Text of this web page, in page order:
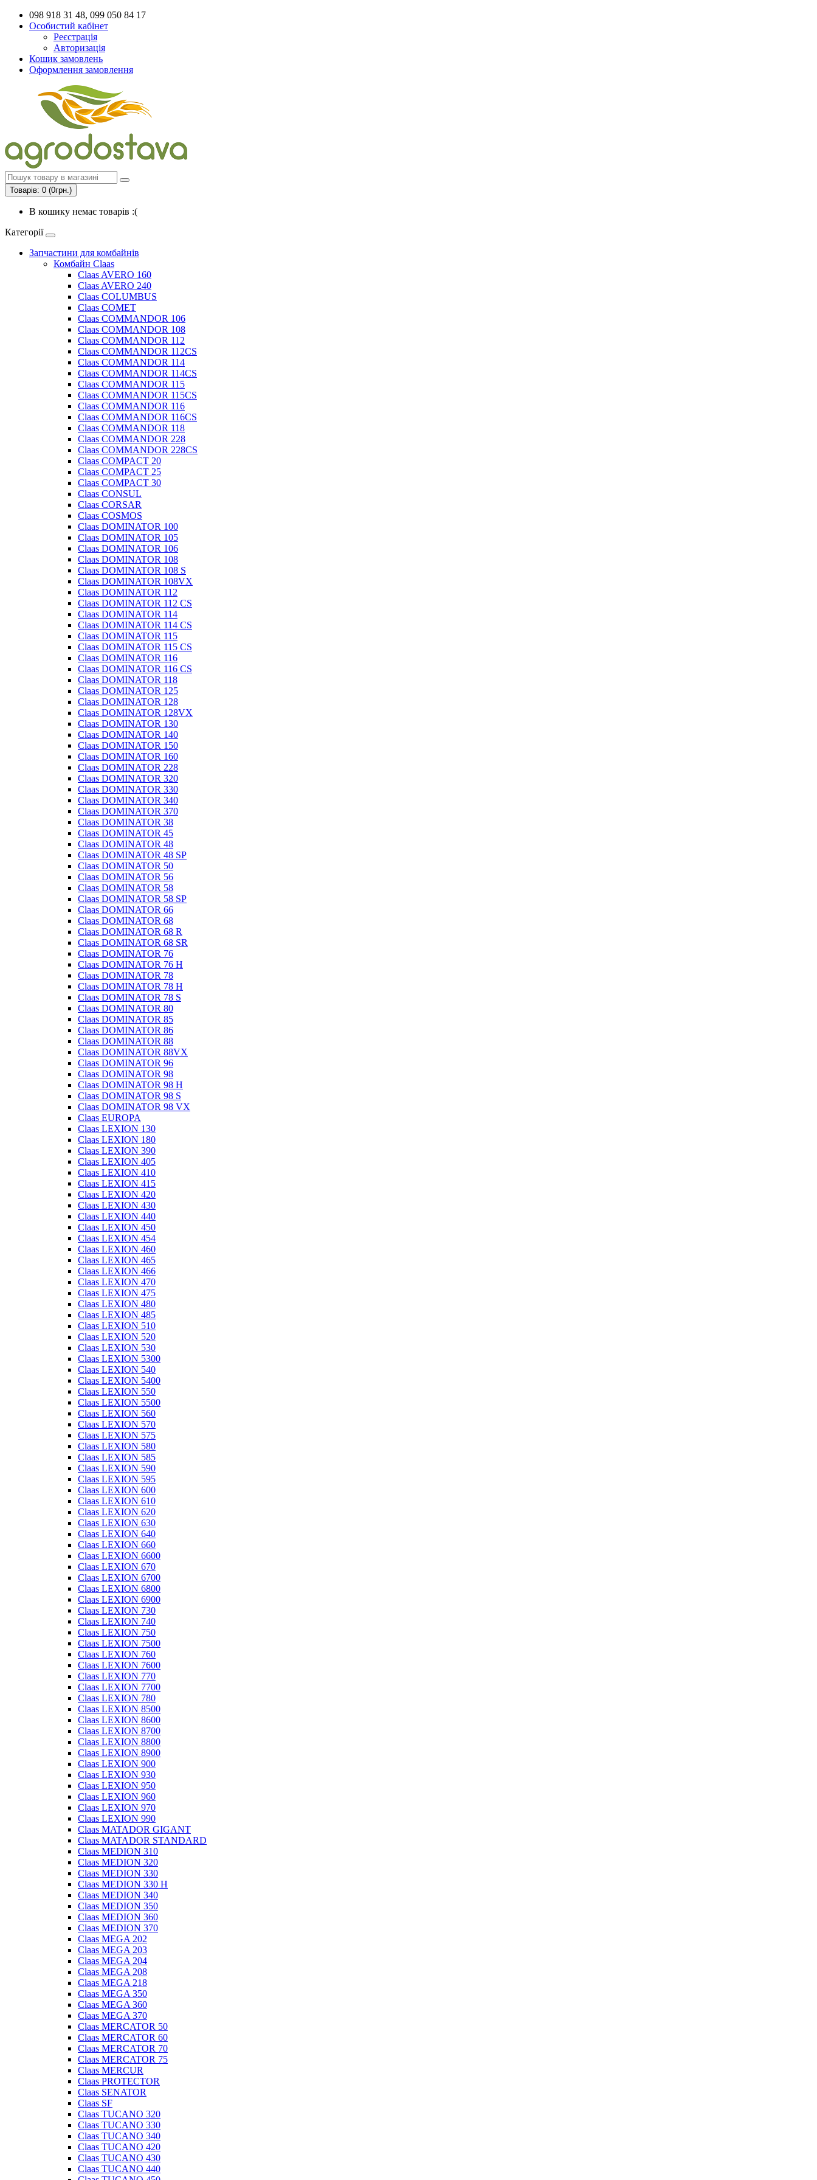
098 918 31 48, 099 050 84 17
Особистий кабінет
Реєстрація
Авторизація
Кошик замовлень
Оформлення замовлення
Товарів: 0 (0грн.)
В кошику немає товарів :(
Категорії
Запчастини для комбайнів
Комбайн Claas
Claas AVERO 160
Claas AVERO 240
Claas COLUMBUS
Claas COMET
Claas COMMANDOR 106
Claas COMMANDOR 108
Claas COMMANDOR 112
Claas COMMANDOR 112CS
Claas COMMANDOR 114
Claas COMMANDOR 114CS
Claas COMMANDOR 115
Claas COMMANDOR 115CS
Claas COMMANDOR 116
Claas COMMANDOR 116CS
Claas COMMANDOR 118
Claas COMMANDOR 228
Claas COMMANDOR 228CS
Claas COMPACT 20
Claas COMPACT 25
Claas COMPACT 30
Claas CONSUL
Claas CORSAR
Claas COSMOS
Claas DOMINATOR 100
Claas DOMINATOR 105
Claas DOMINATOR 106
Claas DOMINATOR 108
Claas DOMINATOR 108 S
Claas DOMINATOR 108VX
Claas DOMINATOR 112
Claas DOMINATOR 112 CS
Claas DOMINATOR 114
Claas DOMINATOR 114 CS
Claas DOMINATOR 115
Claas DOMINATOR 115 CS
Claas DOMINATOR 116
Claas DOMINATOR 116 CS
Claas DOMINATOR 118
Claas DOMINATOR 125
Claas DOMINATOR 128
Claas DOMINATOR 128VX
Claas DOMINATOR 130
Claas DOMINATOR 140
Claas DOMINATOR 150
Claas DOMINATOR 160
Claas DOMINATOR 228
Claas DOMINATOR 320
Claas DOMINATOR 330
Claas DOMINATOR 340
Claas DOMINATOR 370
Claas DOMINATOR 38
Claas DOMINATOR 45
Claas DOMINATOR 48
Claas DOMINATOR 48 SP
Claas DOMINATOR 50
Claas DOMINATOR 56
Claas DOMINATOR 58
Claas DOMINATOR 58 SP
Claas DOMINATOR 66
Claas DOMINATOR 68
Claas DOMINATOR 68 R
Claas DOMINATOR 68 SR
Claas DOMINATOR 76
Claas DOMINATOR 76 H
Claas DOMINATOR 78
Claas DOMINATOR 78 H
Claas DOMINATOR 78 S
Claas DOMINATOR 80
Claas DOMINATOR 85
Claas DOMINATOR 86
Claas DOMINATOR 88
Claas DOMINATOR 88VX
Claas DOMINATOR 96
Claas DOMINATOR 98
Claas DOMINATOR 98 H
Claas DOMINATOR 98 S
Claas DOMINATOR 98 VX
Claas EUROPA
Claas LEXION 130
Claas LEXION 180
Claas LEXION 390
Claas LEXION 405
Claas LEXION 410
Claas LEXION 415
Claas LEXION 420
Claas LEXION 430
Claas LEXION 440
Claas LEXION 450
Claas LEXION 454
Claas LEXION 460
Claas LEXION 465
Claas LEXION 466
Claas LEXION 470
Claas LEXION 475
Claas LEXION 480
Claas LEXION 485
Claas LEXION 510
Claas LEXION 520
Claas LEXION 530
Claas LEXION 5300
Claas LEXION 540
Claas LEXION 5400
Claas LEXION 550
Claas LEXION 5500
Claas LEXION 560
Claas LEXION 570
Claas LEXION 575
Claas LEXION 580
Claas LEXION 585
Claas LEXION 590
Claas LEXION 595
Claas LEXION 600
Claas LEXION 610
Claas LEXION 620
Claas LEXION 630
Claas LEXION 640
Claas LEXION 660
Claas LEXION 6600
Claas LEXION 670
Claas LEXION 6700
Claas LEXION 6800
Claas LEXION 6900
Claas LEXION 730
Claas LEXION 740
Claas LEXION 750
Claas LEXION 7500
Claas LEXION 760
Claas LEXION 7600
Claas LEXION 770
Claas LEXION 7700
Claas LEXION 780
Claas LEXION 8500
Claas LEXION 8600
Claas LEXION 8700
Claas LEXION 8800
Claas LEXION 8900
Claas LEXION 900
Claas LEXION 930
Claas LEXION 950
Claas LEXION 960
Claas LEXION 970
Claas LEXION 990
Claas MATADOR GIGANT
Claas MATADOR STANDARD
Claas MEDION 310
Claas MEDION 320
Claas MEDION 330
Claas MEDION 330 H
Claas MEDION 340
Claas MEDION 350
Claas MEDION 360
Claas MEDION 370
Claas MEGA 202
Claas MEGA 203
Claas MEGA 204
Claas MEGA 208
Claas MEGA 218
Claas MEGA 350
Claas MEGA 360
Claas MEGA 370
Claas MERCATOR 50
Claas MERCATOR 60
Claas MERCATOR 70
Claas MERCATOR 75
Claas MERCUR
Claas PROTECTOR
Claas SENATOR
Claas SF
Claas TUCANO 320
Claas TUCANO 330
Claas TUCANO 340
Claas TUCANO 420
Claas TUCANO 430
Claas TUCANO 440